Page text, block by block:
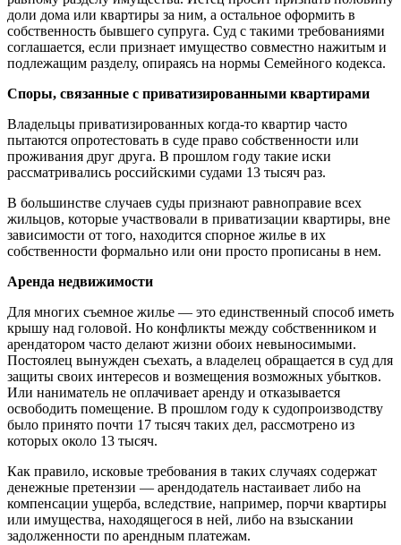
доли дома или квартиры за ним, а остальное оформить в
собственность бывшего супруга. Суд с такими требованиями
соглашается, если признает имущество совместно нажитым и
подлежащим разделу, опираясь на нормы Семейного кодекса.
Споры, связанные с приватизированными квартирами
Владельцы приватизированных когда-то квартир часто
пытаются опротестовать в суде право собственности или
проживания друг друга. В прошлом году такие иски
рассматривались российскими судами 13 тысяч раз.
В большинстве случаев суды признают равноправие всех
жильцов, которые участвовали в приватизации квартиры, вне
зависимости от того, находится спорное жилье в их
собственности формально или они просто прописаны в нем.
Аренда недвижимости
Для многих съемное жилье — это единственный способ иметь
крышу над головой. Но конфликты между собственником и
арендатором часто делают жизни обоих невыносимыми.
Постоялец вынужден съехать, а владелец обращается в суд для
защиты своих интересов и возмещения возможных убытков.
Или наниматель не оплачивает аренду и отказывается
освободить помещение. В прошлом году к судопроизводству
было принято почти 17 тысяч таких дел, рассмотрено из
которых около 13 тысяч.
Как правило, исковые требования в таких случаях содержат
денежные претензии — арендодатель настаивает либо на
компенсации ущерба, вследствие, например, порчи квартиры
или имущества, находящегося в ней, либо на взыскании
задолженности по арендным платежам.